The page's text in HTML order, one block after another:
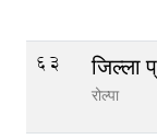
63
जिल्ला
रोल्पा